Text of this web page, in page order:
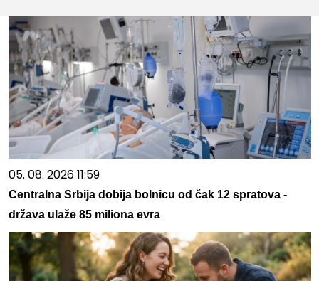
05. 08. 2026 11:59
Centralna Srbija dobija bolnicu od čak 12 spratova -
država ulaže 85 miliona evra